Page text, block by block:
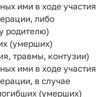
ими в ходе участия
либо
родителю)
(умерших)
травмы, контузии)
ими в ходе участия
в случае
(умерших)